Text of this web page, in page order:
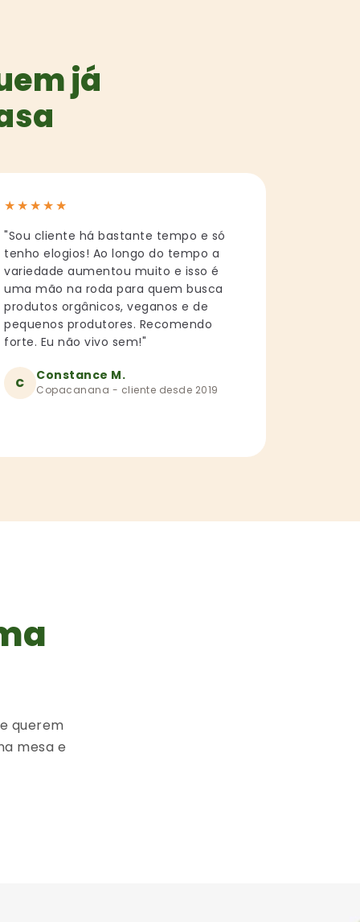
já
★★★★★
"Sou cliente há bastante tempo e só
tenho elogios! Ao longo do tempo a
variedade aumentou muito e isso é
uma mão na roda para quem busca
produtos orgânicos, veganos e de
pequenos produtores. Recomendo
forte. Eu não vivo sem!"
C Constance M.
Copacanana - cliente desde 2019
querem
mesa e